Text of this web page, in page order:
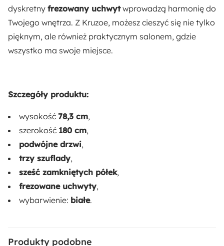
Zabezpieczenie obrzeży:
Obrzeża ABS
Rodzaj:
Dostępne oświetlenie:
Długość:
40 cm
Materiał:
Płyta meblowa Tworzywo sztuczne
dyskretny frezowany uchwytwprowadzą harmonię do
Twojego wnętrza. Z Kruzoe, możesz cieszyć się nie tylko
pięknym, ale również praktycznym salonem, gdzie
wszystko ma swoje miejsce.
Szczegóły produktu:
wysokość 78,3 cm,
szerokość 180 cm,
podwójne drzwi,
trzy szuflady,
sześć zamkniętych półek,
frezowane uchwyty,
wybarwienie: białe.
Produkty podobne